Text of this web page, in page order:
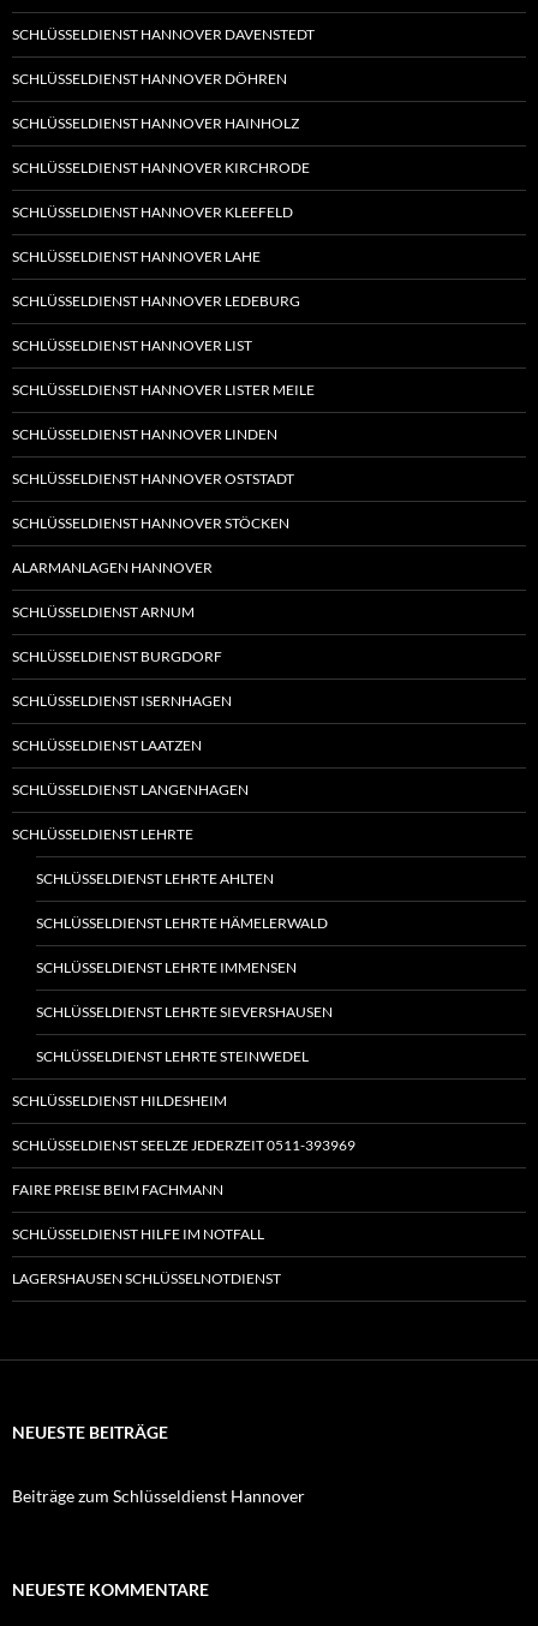
SCHLÜSSELDIENST HANNOVER DAVENSTEDT
SCHLÜSSELDIENST HANNOVER DÖHREN
SCHLÜSSELDIENST HANNOVER HAINHOLZ
SCHLÜSSELDIENST HANNOVER KIRCHRODE
SCHLÜSSELDIENST HANNOVER KLEEFELD
SCHLÜSSELDIENST HANNOVER LAHE
SCHLÜSSELDIENST HANNOVER LEDEBURG
SCHLÜSSELDIENST HANNOVER LIST
SCHLÜSSELDIENST HANNOVER LISTER MEILE
SCHLÜSSELDIENST HANNOVER LINDEN
SCHLÜSSELDIENST HANNOVER OSTSTADT
SCHLÜSSELDIENST HANNOVER STÖCKEN
ALARMANLAGEN HANNOVER
SCHLÜSSELDIENST ARNUM
SCHLÜSSELDIENST BURGDORF
SCHLÜSSELDIENST ISERNHAGEN
SCHLÜSSELDIENST LAATZEN
SCHLÜSSELDIENST LANGENHAGEN
SCHLÜSSELDIENST LEHRTE
SCHLÜSSELDIENST LEHRTE AHLTEN
SCHLÜSSELDIENST LEHRTE HÄMELERWALD
SCHLÜSSELDIENST LEHRTE IMMENSEN
SCHLÜSSELDIENST LEHRTE SIEVERSHAUSEN
SCHLÜSSELDIENST LEHRTE STEINWEDEL
SCHLÜSSELDIENST HILDESHEIM
SCHLÜSSELDIENST SEELZE JEDERZEIT 0511-393969
FAIRE PREISE BEIM FACHMANN
SCHLÜSSELDIENST HILFE IM NOTFALL
LAGERSHAUSEN SCHLÜSSELNOTDIENST
NEUESTE BEITRÄGE
Beiträge zum Schlüsseldienst Hannover
NEUESTE KOMMENTARE